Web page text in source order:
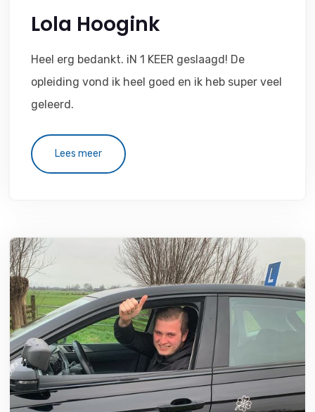
Lola Hoogink
Heel erg bedankt. iN 1 KEER geslaagd! De
opleiding vond ik heel goed en ik heb super veel
geleerd.
Lees meer